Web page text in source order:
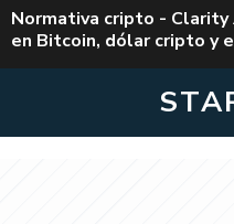
Normativa cripto -
en Bitcoin, dólar cripto y